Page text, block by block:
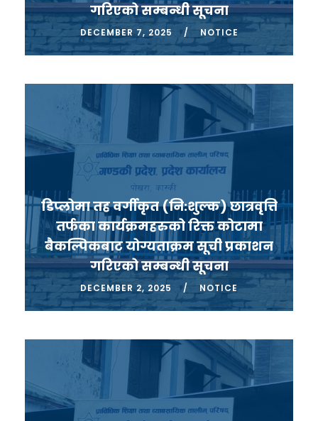
गरिएको सम्बन्धी सूचना
DECEMBER 7, 2025 NOTICE
डिप्लोमा तह वर्गीकृत (नि:शुल्क) छात्रवृत्ति
तर्फका कार्यक्रमहरुको रिक्त कोटामा
बैकल्पिकबाट योग्यताक्रम सूची प्रकाशन
गरिएको सम्बन्धी सूचना
DECEMBER 2, 2025 NOTICE